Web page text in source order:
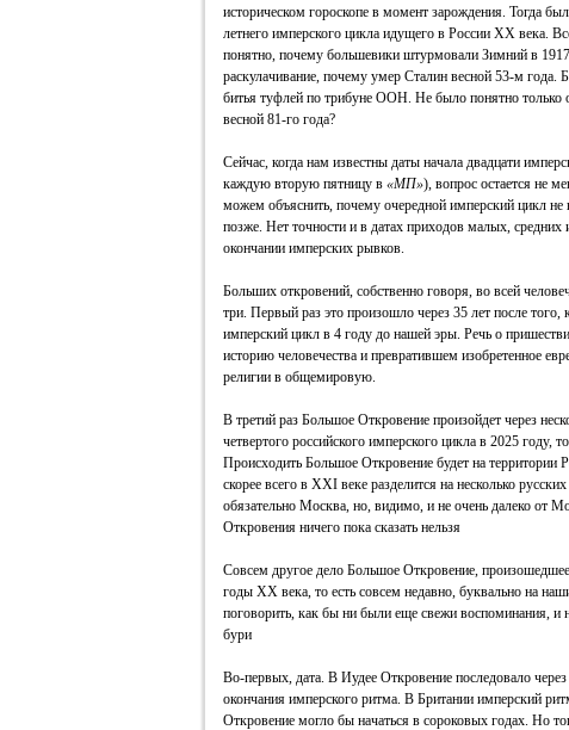
историческом гороскопе в момент зарождения. Тогда
летнего имперского цикла идущего в России XX века.
понятно, почему большевики штурмовали Зимний в
раскулачивание, почему умер Сталин весной 53-м
битья туфлей по трибуне ООН. Не было понятно только
весной 81-го года?
Сейчас, когда нам известны даты начала двадцати
каждую вторую пятницу в «МП»), вопрос остается не
можем объяснить, почему очередной имперский цикл не
позже. Нет точности и в датах приходов малых,
окончании имперских рывков.
Больших откровений, собственно говоря, во всей
три. Первый раз это произошло через 35 лет после того,
имперский цикл в 4 году до нашей эры. Речь о
историю человечества и превратившем изобретенное
религии в общемировую.
В третий раз Большое Откровение произойдет через
четвертого российского имперского цикла в 2025 году,
Происходить Большое Откровение будет на территории
скорее всего в XXI веке разделится на несколько
обязательно Москва, но, видимо, и не очень далеко от
Откровения ничего пока сказать нельзя
Совсем другое дело Большое Откровение,
годы XX века, то есть совсем недавно, буквально на
поговорить, как бы ни были еще свежи воспоминания, и
бури
Во-первых, дата. В Иудее Откровение последовало
окончания имперского ритма. В Британии имперский
Откровение могло бы начаться в сороковых годах. Но